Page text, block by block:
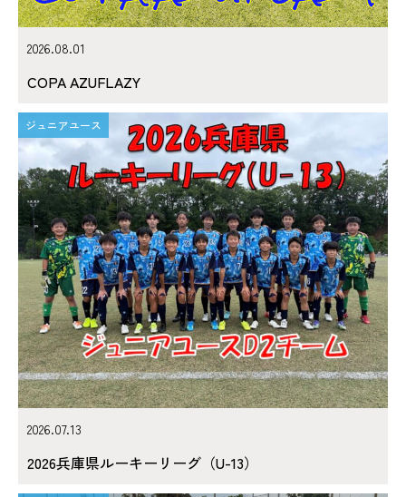
2026.08.01
COPA AZUFLAZY
ジュニアユース
2026.07.13
2026兵庫県ルーキーリーグ（U-13）